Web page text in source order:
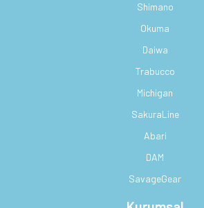
Shimano
Okuma
Daiwa
Trabucco
Michigan
SakuraLine
Abari
DAM
SavageGear